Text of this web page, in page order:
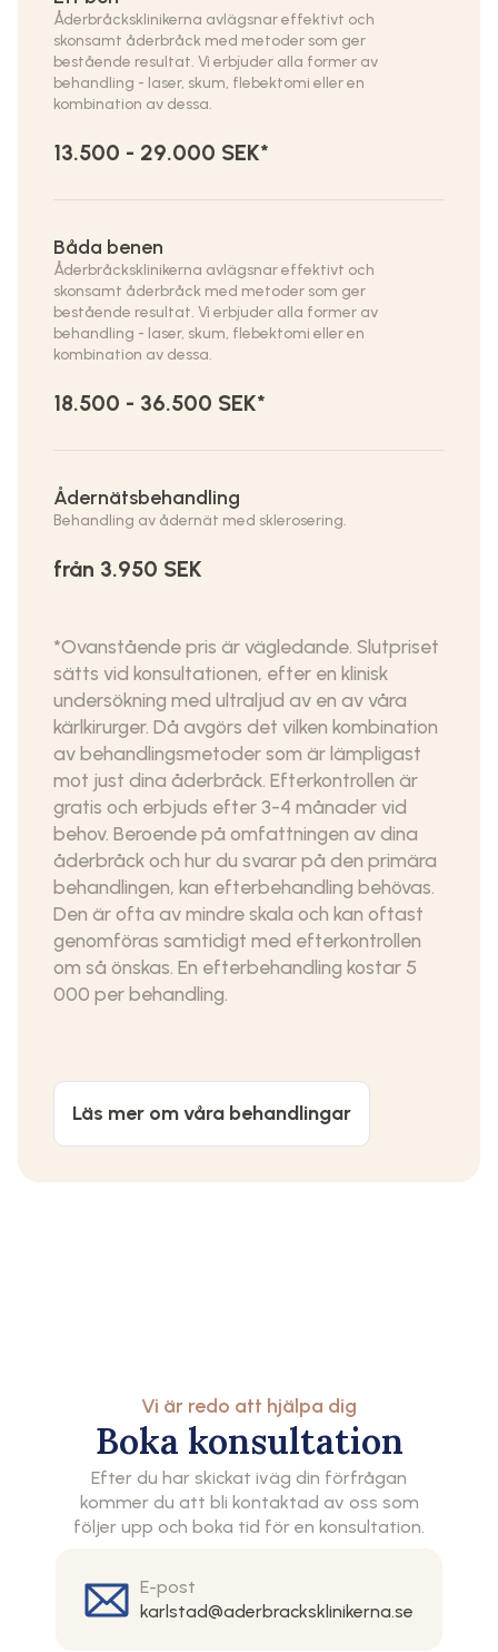
Åderbråcksklinikerna avlägsnar effektivt och
skonsamt åderbråck med metoder som ger
bestående resultat. Vi erbjuder alla former av
behandling - laser, skum, flebektomi eller en
kombination av dessa.
13.500 - 29.000 SEK*
Båda benen
Åderbråcksklinikerna avlägsnar effektivt och
skonsamt åderbråck med metoder som ger
bestående resultat. Vi erbjuder alla former av
behandling - laser, skum, flebektomi eller en
kombination av dessa.
18.500 - 36.500 SEK*
Ådernätsbehandling
Behandling av ådernät med sklerosering.
från 3.950 SEK
*Ovanstående pris är vägledande. Slutpriset
sätts vid konsultationen, efter en klinisk
undersökning med ultraljud av en av våra
kärlkirurger. Då avgörs det vilken kombination
av behandlingsmetoder som är lämpligast
mot just dina åderbråck. Efterkontrollen är
gratis och erbjuds efter 3-4 månader vid
behov. Beroende på omfattningen av dina
åderbråck och hur du svarar på den primära
behandlingen, kan efterbehandling behövas.
Den är ofta av mindre skala och kan oftast
genomföras samtidigt med efterkontrollen
om så önskas. En efterbehandling kostar 5
000 per behandling.
Läs mer om våra behandlingar
Vi är redo att hjälpa dig
Boka konsultation
Efter du har skickat iväg din förfrågan
kommer du att bli kontaktad av oss som
följer upp och boka tid för en konsultation.
E-post
karlstad@aderbracksklinikerna.se